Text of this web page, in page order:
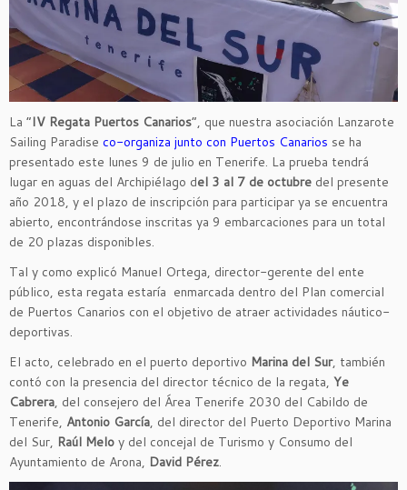
La “IV Regata Puertos Canarios“, que nuestra asociación Lanzarote
Sailing Paradise co-organiza junto con Puertos Canarios se ha
presentado este lunes 9 de julio en Tenerife. La prueba tendrá
lugar en aguas del Archipiélago del 3 al 7 de octubre del presente
año 2018, y el plazo de inscripción para participar ya se encuentra
abierto, encontrándose inscritas ya 9 embarcaciones para un total
de 20 plazas disponibles.
Tal y como explicó Manuel Ortega, director-gerente del ente
público, esta regata estaría enmarcada dentro del Plan comercial
de Puertos Canarios con el objetivo de atraer actividades náutico-
deportivas.
El acto, celebrado en el puerto deportivo Marina del Sur, también
contó con la presencia del director técnico de la regata, Ye
Cabrera, del consejero del Área Tenerife 2030 del Cabildo de
Tenerife, Antonio García, del director del Puerto Deportivo Marina
del Sur, Raúl Melo y del concejal de Turismo y Consumo del
Ayuntamiento de Arona, David Pérez.